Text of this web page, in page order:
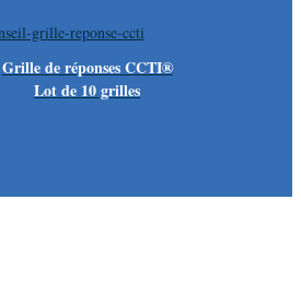
Grille de réponses CCTI®
Lot de 10 grilles